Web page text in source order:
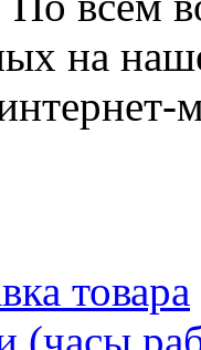
на
товара
(часы